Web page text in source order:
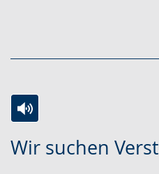
Wir suchen
Leichten
Audio-
Video